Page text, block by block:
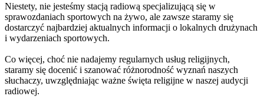
Niestety, nie jesteśmy stacją radiową specjalizującą się w
sprawozdaniach sportowych na żywo, ale zawsze staramy się
dostarczyć najbardziej aktualnych informacji o lokalnych drużynach
i wydarzeniach sportowych.
Co więcej, choć nie nadajemy regularnych usług religijnych,
staramy się docenić i szanować różnorodność wyznań naszych
słuchaczy, uwzględniając ważne święta religijne w naszej audycji
radiowej.